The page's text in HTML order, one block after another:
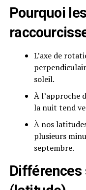
Pourquoi
L’axe de
soleil.
À l’approche
la nuit tend
À nos
plusieurs
septembre.
Différences